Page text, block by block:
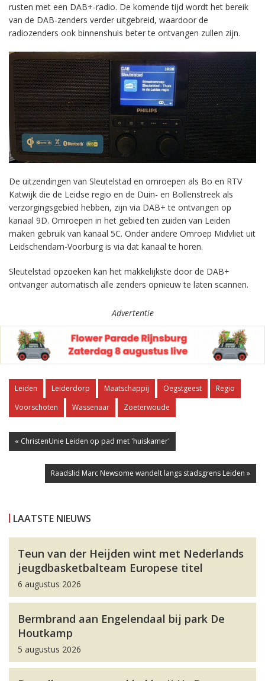
rusten met een DAB+-radio. De komende tijd wordt het bereik
van de DAB-zenders verder uitgebreid, waardoor de
radiozenders ook binnenshuis beter te ontvangen zullen zijn.
De uitzendingen van Sleutelstad en omroepen als Bo en RTV
Katwijk die de Leidse regio en de Duin- en Bollenstreek als
verzorgingsgebied hebben, zijn via DAB+ te ontvangen op
kanaal 9D. Omroepen in het gebied ten zuiden van Leiden
maken gebruik van kanaal 5C. Onder andere Omroep Midvliet uit
Leidschendam-Voorburg is via dat kanaal te horen.
Sleutelstad opzoeken kan het makkelijkste door de DAB+
ontvanger automatisch alle zenders opnieuw te laten scannen.
Advertentie
Leiden Leiderdorp Maatschappij Oegstgeest
Regio
Voorschoten
Wassenaar Zoeterwoude
« ChristenUnie Leiden op pad met 'huiskamer'
Raadslid Marc Newsome wandelt langs stadsgrens Leiden »
LAATSTE NIEUWS
Teun van der Heijden wint met Nederlands
jeugdbasketbalteam Europese titel
6 augustus 2026
Bermbrand aan Engelendaal bij park De
Houtkamp
5 augustus 2026